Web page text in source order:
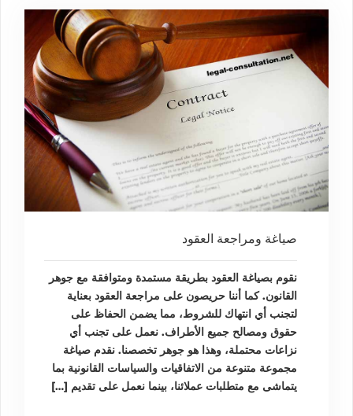
صياغة ومراجعة العقود
نقوم بصياغة العقود بطريقة مستمدة ومتوافقة مع جوهر
القانون. كما أننا حريصون على مراجعة العقود بعناية
لتجنب أي انتهاك للشروط، مما يضمن الحفاظ على
حقوق ومصالح جميع الأطراف. نعمل على تجنب أي
نزاعات محتملة، وهذا هو جوهر تخصصنا. نقدم صياغة
مجموعة متنوعة من الاتفاقيات والسياسات القانونية بما
يتماشى مع متطلبات عملائنا، بينما نعمل على تقديم […]